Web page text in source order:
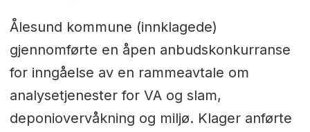
Ålesund kommune (innklagede)
gjennomførte en åpen anbudskonkurranse
for inngåelse av en rammeavtale om
analysetjenester for VA og slam,
deponiovervåkning og miljø. Klager anførte